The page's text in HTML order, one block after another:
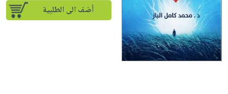
إختياراتنا
كتب
أكاديمية
صندوق
iKitab
بلا
حدود
أسئلة
أسئلة
يتكرر
طرحها
تحميل
masmu3
المواضيع
الأكثر
مبيعاً
وسائل
تعليمية
الصحة
والعناية
أضف الى الطلبية